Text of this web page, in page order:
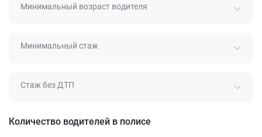
Минимальный возраст водителя
Минимальный стаж
Стаж без ДТП
Количество водителей в полисе